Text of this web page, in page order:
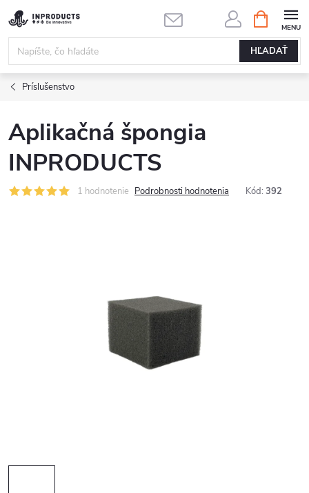
Prejsť
na
obsah
HĽADAŤ
KOŠÍK
Príslušenstvo
Aplikačná špongia
INPRODUCTS
1 hodnotenie Podrobnosti hodnotenia Kód: 392